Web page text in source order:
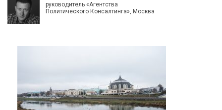
Культура
руководитель «Агентства
Политического Консалтинга», Москва